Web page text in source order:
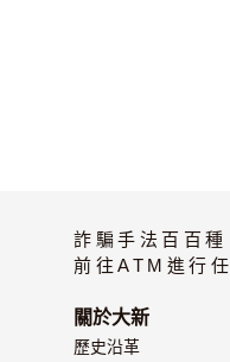
詐騙手法百百
前往ATM進行
關於大新
歷史沿革